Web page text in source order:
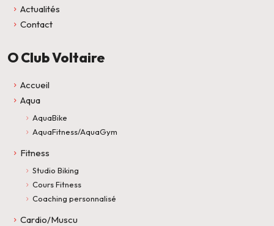
Actualités
Contact
O Club Voltaire
Accueil
Aqua
AquaBike
AquaFitness/AquaGym
Fitness
Studio Biking
Cours Fitness
Coaching personnalisé
Cardio/Muscu